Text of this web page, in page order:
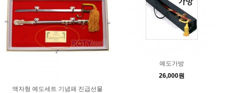
액자형 예도세트 기념패 진급선물
예도가방
26,000원